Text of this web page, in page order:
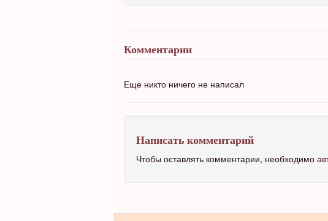
Комментарии
Еще никто ничего не написал
Написать комментарий
Чтобы оставлять комментарии, необходимо